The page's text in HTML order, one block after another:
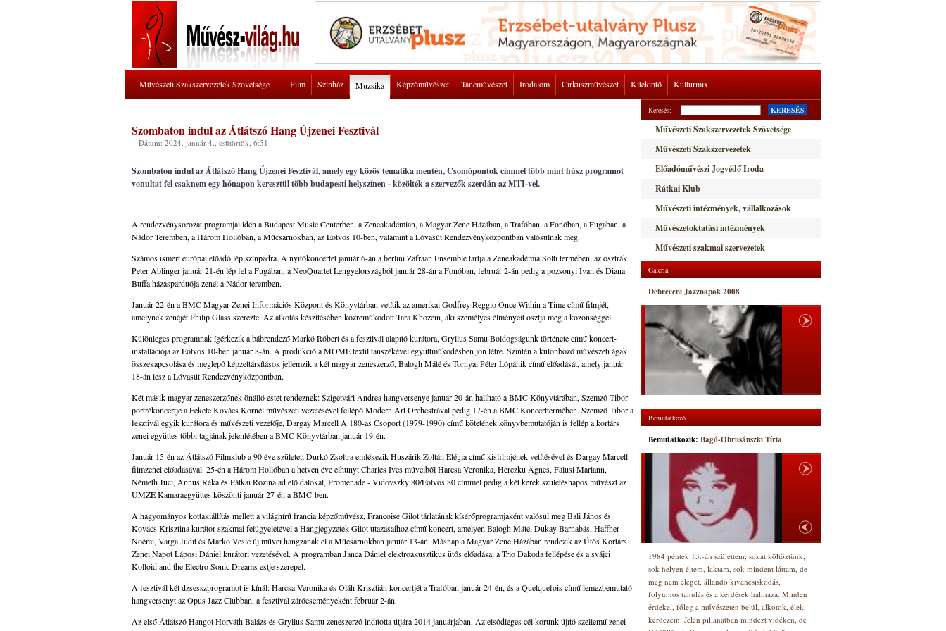
Művészeti Szakszervezetek Szövetsége Film Színház Muzsika Képzőművészet Táncművészet Irodalom Cirkuszművészet Kitekintő Kulturmix
Szombaton indul az Átlátszó Hang Újzenei Fesztivál
Dátum: 2024. január 4., csütörtök, 6:51
Szombaton indul az Átlátszó Hang Újzenei Fesztivál, amely egy közös tematika mentén, Csomópontok címmel több mint húsz programot
vonultat fel csaknem egy hónapon keresztül több budapesti helyszínen - közölték a szervezők szerdán az MTI-vel.
A rendezvénysorozat programjai idén a Budapest Music Centerben, a Zeneakadémián, a Magyar Zene Házában, a Trafóban, a Fonóban, a Fugában, a
Nádor Teremben, a Három Hollóban, a Műcsarnokban, az Eötvös 10-ben, valamint a Lóvasút Rendezvényközpontban valósulnak meg.
Számos ismert európai előadó lép színpadra. A nyitókoncertet január 6-án a berlini Zafraan Ensemble tartja a Zeneakadémia Solti termében, az osztrák
Peter Ablinger január 21-én lép fel a Fugában, a NeoQuartet Lengyelországból január 28-án a Fonóban, február 2-án pedig a pozsonyi Ivan és Diana
Buffa házaspárduója zenél a Nádor teremben.
Január 22-én a BMC Magyar Zenei Információs Központ és Könyvtárban vetítik az amerikai Godfrey Reggio Once Within a Time című filmjét,
amelynek zenéjét Philip Glass szerezte. Az alkotás készítésében közreműködött Tara Khozein, aki személyes élményeit osztja meg a közönséggel.
Különleges programnak ígérkezik a bábrendező Markó Róbert és a fesztivál alapító kurátora, Gryllus Samu Boldogságunk története című koncert-
installációja az Eötvös 10-ben január 8-án. A produkció a MOME textil tanszékével együttműködésben jön létre. Szintén a különböző művészeti ágak
összekapcsolása és meglepő képzettársítások jellemzik a két magyar zeneszerző, Balogh Máté és Tornyai Péter Lópánik című előadását, amely január
18-án lesz a Lóvasút Rendezvényközpontban.
Két másik magyar zeneszerzőnek önálló estet rendeznek: Szigetvári Andrea hangversenye január 20-án hallható a BMC Könyvtárában, Szemző Tibor
portrékoncertje a Fekete Kovács Kornél művészeti vezetésével fellépő Modern Art Orchestrával pedig 17-én a BMC Koncerttermében. Szemző Tibor a
fesztivál egyik kurátora és művészeti vezetője, Dargay Marcell A 180-as Csoport (1979-1990) című kötetének könyvbemutatóján is fellép a kortárs
zenei együttes többi tagjának jelenlétében a BMC Könyvtárban január 19-én.
Január 15-én az Átlátszó Filmklub a 90 éve született Durkó Zsoltra emlékezik Huszárik Zoltán Elégia című kisfilmjének vetítésével és Dargay Marcell
filmzenei előadásával. 25-én a Három Hollóban a hetven éve elhunyt Charles Ives műveiből Harcsa Veronika, Herczku Ágnes, Falusi Mariann,
Németh Juci, Annus Réka és Pátkai Rozina ad elő dalokat, Promenade - Vidovszky 80/Eötvös 80 címmel pedig a két kerek születésnapos művészt az
UMZE Kamaraegyüttes köszönti január 27-én a BMC-ben.
A hagyományos kottakiállítás mellett a világhírű francia képzőművész, Francoise Gilot tárlatának kísérőprogramjaként valósul meg Bali János és
Kovács Krisztina kurátor szakmai felügyeletével a Hangjegyzetek Gilot utazásaihoz című koncert, amelyen Balogh Máté, Dukay Barnabás, Haffner
Noémi, Varga Judit és Marko Vesic új művei hangzanak el a Műcsarnokban január 13-án. Másnap a Magyar Zene Házában rendezik az Ütős Kortárs
Zenei Napot Láposi Dániel kurátori vezetésével. A programban Janca Dániel elektroakusztikus ütős előadása, a Trio Dakoda fellépése és a svájci
Kolloid and the Electro Sonic Dreams estje szerepel.
A fesztivál két dzsesszprogramot is kínál: Harcsa Veronika és Oláh Krisztián koncertjét a Trafóban január 24-én, és a Quelquefois című lemezbemutató
hangversenyt az Opus Jazz Clubban, a fesztivál záróeseményeként február 2-án.
Az első Átlátszó Hangot Horváth Balázs és Gryllus Samu zeneszerző indította útjára 2014 januárjában. Az elsődleges cél korunk újító szellemű zenei
Keresés: KERESÉS
Művészeti Szakszervezetek Szövetsége
Művészeti Szakszervezetek
Előadóművészi Jogvédő Iroda
Rátkai Klub
Művészeti intézmények, vállalkozások
Művészetoktatási intézmények
Művészeti szakmai szervezetek
Galéria
Debreceni Jazznapok 2008
Bemutatkozó
Bemutatkozik: Bagó-Obrusánszki Tíria
1984 péntek 13.-án születtem, sokat költöztünk,
sok helyen éltem, laktam, sok mindent láttam, de
még nem eleget, állandó kíváncsiskodás,
folytonos tanulás és a kérdések halmaza. Minden
érdekel, főleg a művészeten belül, alkotok, élek,
kérdezem. Jelen pillanatban mindezt vidéken, de